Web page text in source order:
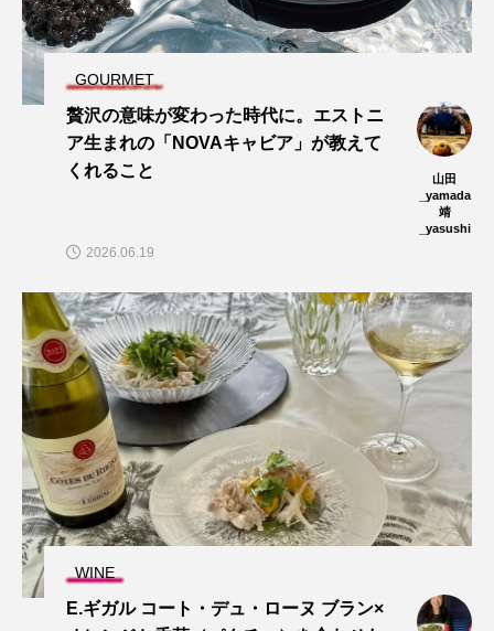
GOURMET
贅沢の意味が変わった時代に。エストニ
ア生まれの「NOVAキャビア」が教えて
くれること
山田
_yamada
靖
_yasushi
2026.06.19
WINE
E.ギガル コート・デュ・ローヌ ブラン×